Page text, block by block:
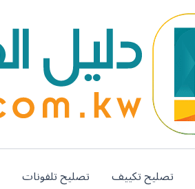
تصليح تكييف تصليح تلفونات